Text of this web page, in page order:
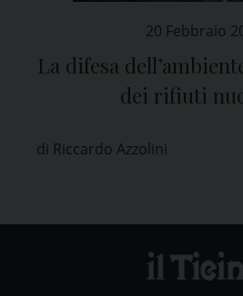
20 Febbraio
La difesa
dei rifiuti
di Riccardo Azzolini